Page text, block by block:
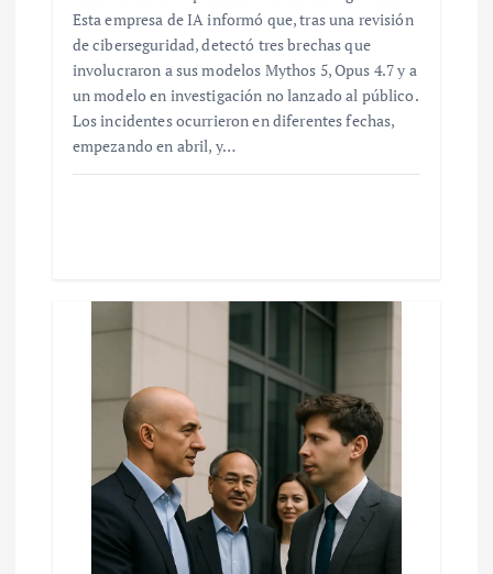
Esta empresa de IA informó que, tras una revisión
de ciberseguridad, detectó tres brechas que
involucraron a sus modelos Mythos 5, Opus 4.7 y a
un modelo en investigación no lanzado al público.
Los incidentes ocurrieron en diferentes fechas,
empezando en abril, y…